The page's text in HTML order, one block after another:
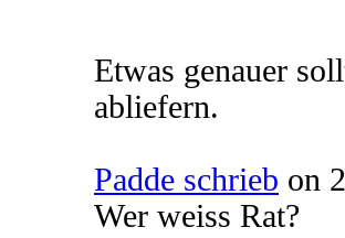
Etwas genauer
abliefern.
Padde schrieb on
Wer weiss Rat?